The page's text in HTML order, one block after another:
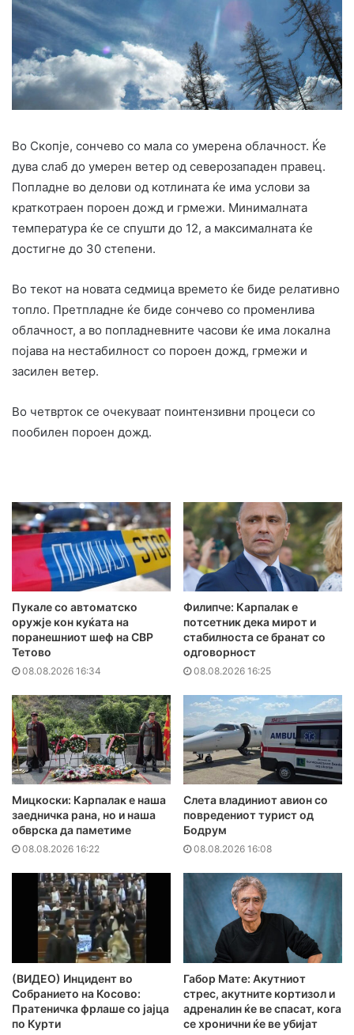
Во Скопје, сончево со мала со умерена облачност. Ќе
дува слаб до умерен ветер од северозападен правец.
Попладне во делови од котлината ќе има услови за
краткотраен пороен дожд и грмежи. Минималната
температура ќе се спушти до 12, а максималната ќе
достигне до 30 степени.
Во текот на новата седмица времето ќе биде релативно
топло. Претпладне ќе биде сончево со променлива
облачност, а во попладневните часови ќе има локална
појава на нестабилност со пороен дожд, грмежи и
засилен ветер.
Во четврток се очекуваат поинтензивни процеси со
пообилен пороен дожд.
Пукале со автоматско
оружје кон куќата на
поранешниот шеф на СВР
Тетово
08.08.2026 16:34
Филипче: Карпалак е
потсетник дека мирот и
стабилноста се бранат со
одговорност
08.08.2026 16:25
Мицкоски: Карпалак е наша
заедничка рана, но и наша
обврска да паметиме
08.08.2026 16:22
Слета владиниот авион со
повредениот турист од
Бодрум
08.08.2026 16:08
(ВИДЕО) Инцидент во
Собранието на Косово:
Пратеничка фрлаше со јајца
по Курти
Габор Мате: Акутниот
стрес, акутните кортизол и
адреналин ќе ве спасат, кога
се хронични ќе ве убијат